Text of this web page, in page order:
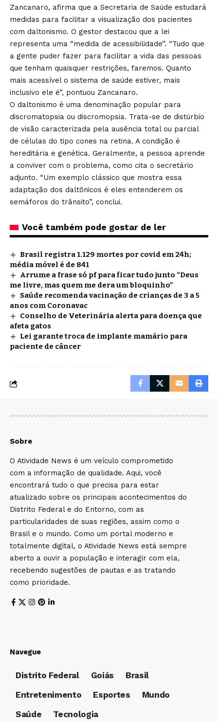
Zancanaro, afirma que a Secretaria de Saúde estudará
medidas para facilitar a visualização dos pacientes
com daltonismo. O gestor destacou que a lei
representa uma “medida de acessibilidade”. “Tudo que
a gente puder fazer para facilitar a vida das pessoas
que tenham quaisquer restrições, faremos. Quanto
mais acessível o sistema de saúde estiver, mais
inclusivo ele é”, pontuou Zancanaro.
O daltonismo é uma denominação popular para
discromatopsia ou discromopsia. Trata-se de distúrbio
de visão caracterizada pela ausência total ou parcial
de células do tipo cones na retina. A condição é
hereditária e genética. Geralmente, a pessoa aprende
a conviver com o problema, como cita o secretário
adjunto. “Um exemplo clássico que mostra essa
adaptação dos daltônicos é eles entenderem os
semáforos do trânsito”, conclui.
Você também pode gostar de ler
Brasil registra 1.129 mortes por covid em 24h;
média móvel é de 841
Arrume a frase só pf para ficar tudo junto “Deus
me livre, mas quem me dera um bloquinho”
Saúde recomenda vacinação de crianças de 3 a 5
anos com Coronavac
Conselho de Veterinária alerta para doença que
afeta gatos
Lei garante troca de implante mamário para
paciente de câncer
Sobre
O Atividade News é um veículo comprometido
com a informação de qualidade. Aqui, você
encontrará tudo o que precisa para estar
atualizado sobre os principais acontecimentos do
Distrito Federal e do Entorno, com as
particularidades de suas regiões, assim como o
Brasil e o mundo. Como um portal moderno e
totalmente digital, o Atividade News está sempre
aberto a ouvir a população e interagir com ela,
recebendo sugestões de pautas e as tratando
como prioridade.
Navegue
Distrito Federal Goiás
Brasil
Entretenimento
Esportes
Mundo
Saúde
Tecnologia